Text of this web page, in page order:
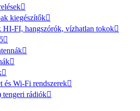
kiegészítők
HI-FI, hangszórók, vízhatlan tokok
és Wi-Fi rendszerek
rádiók